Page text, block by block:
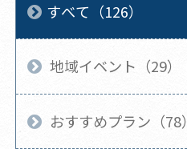
すべて（126）
地域イベント（29）
おすすめプラン（78）